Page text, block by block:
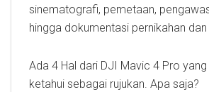
sinematografi, pemetaan,
hingga dokumentasi pernikahan
Ada 4 Hal dari DJI Mavic 4 Pro
ketahui sebagai rujukan. Apa saja?